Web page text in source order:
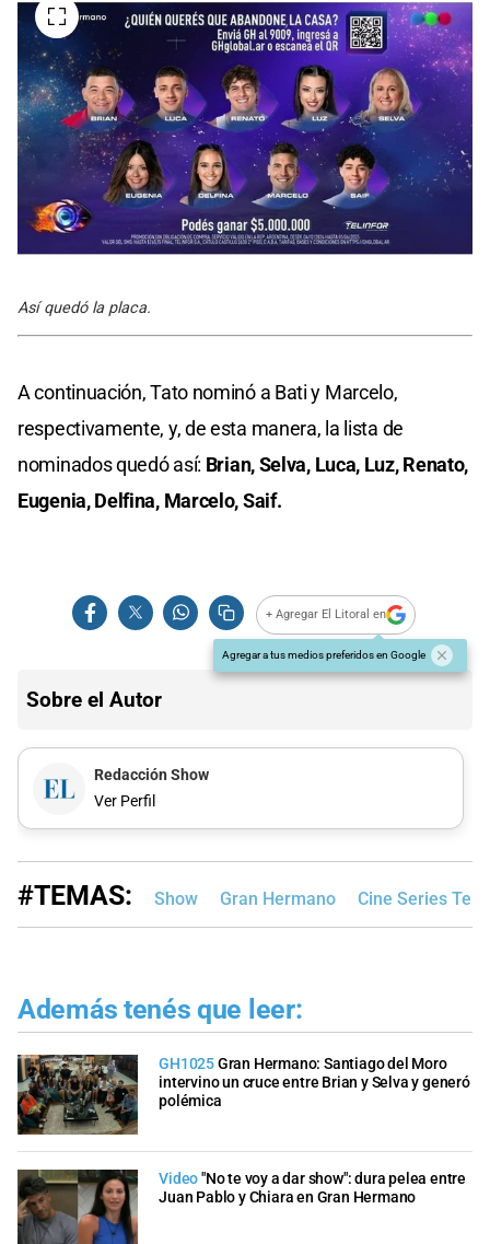
Así quedó la placa.
A continuación, Tato nominó a Bati y Marcelo,
respectivamente, y, de esta manera, la lista de
nominados quedó así: Brian, Selva, Luca, Luz, Renato,
Eugenia, Delfina, Marcelo, Saif.
+ Agregar El Litoral en
Agregar a tus medios preferidos en Google
Sobre el Autor
Redacción Show
Ver Perfil
#TEMAS: Show Gran Hermano Cine Series
Además tenés que leer:
GH1025Gran Hermano: Santiago del Moro
intervino un cruce entre Brian y Selva y generó
polémica
Video"No te voy a dar show": dura pelea entre
Juan Pablo y Chiara en Gran Hermano